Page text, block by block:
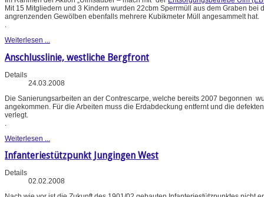
Mit 15 Mitgliedern und 3 Kindern wurden 22cbm Sperrmüll aus dem Graben
angrenzenden Gewölben ebenfalls mehrere Kubikmeter Müll angesammelt hat.
Weiterlesen ...
Anschlusslinie, westliche Bergfront
Details
24.03.2008
Die Sanierungsarbeiten an der Contrescarpe, welche bereits 2007 begonnen
angekommen. Für die Arbeiten muss die Erdabdeckung entfernt und die
verlegt.
Weiterlesen ...
Infanteriestützpunkt Jungingen West
Details
02.02.2008